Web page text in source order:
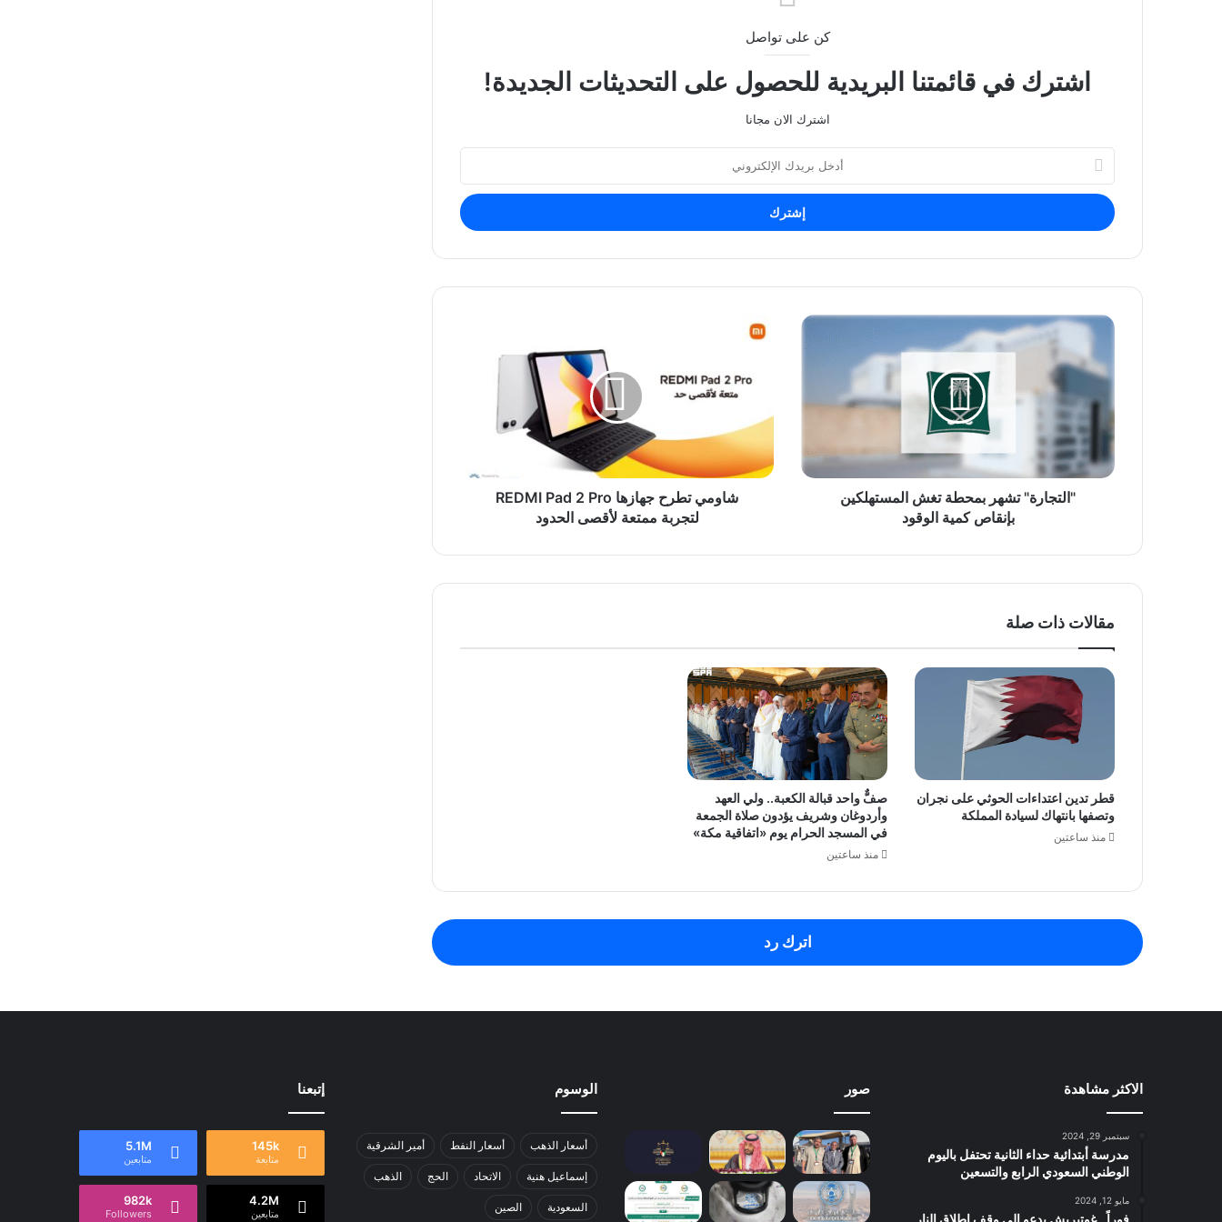
كن على تواصل
اشترك في قائمتنا البريدية للحصول على التحديثات الجديدة!
اشترك الان مجانا
بريدك
الإلكتروني
"التجارة"
بمحطة
تغش
المستهلكين
بإنقاص
كمية
الوقود
"التجارة" تشهر بمحطة تغش المستهلكين
بإنقاص كمية الوقود
شاومي
تطرح
REDMI
2
لتجربة
ممتعة
شاومي تطرح جهازها REDMI Pad 2 Pro
لتجربة ممتعة لأقصى الحدود
مقالات ذات صلة
قطر تدين اعتداءات الحوثي على نجران
وتصفها بانتهاك لسيادة المملكة
منذ ساعتين
صفٌّ واحد قبالة الكعبة.. ولي العهد
وأردوغان وشريف يؤدون صلاة الجمعة
في المسجد الحرام يوم «اتفاقية مكة»
منذ ساعتين
اترك رد
الاكثر مشاهدة
سبتمبر 29, 2024
مدرسة أبتدائية حداء الثانية تحتفل باليوم
الوطني السعودي الرابع والتسعين
مايو 12, 2024
فوراً.. غوتيريش يدعو إلى وقف إطلاق النار
صور الوسوم
أسعار الذهب أسعار النفط أمير الشرقية
إسماعيل هنية الاتحاد الحج الذهب
السعودية الصين
إتبعنا
145k
متابعة
5.1M
متابعين
4.2M
متابعين
982k
Followers